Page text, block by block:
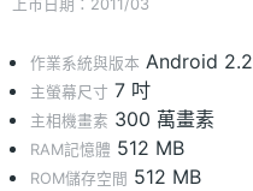
上市日期：2011/03
作業系統與版本 Android 2.2
主螢幕尺寸 7 吋
主相機畫素 300 萬畫素
RAM記憶體 512 MB
ROM儲存空間 512 MB